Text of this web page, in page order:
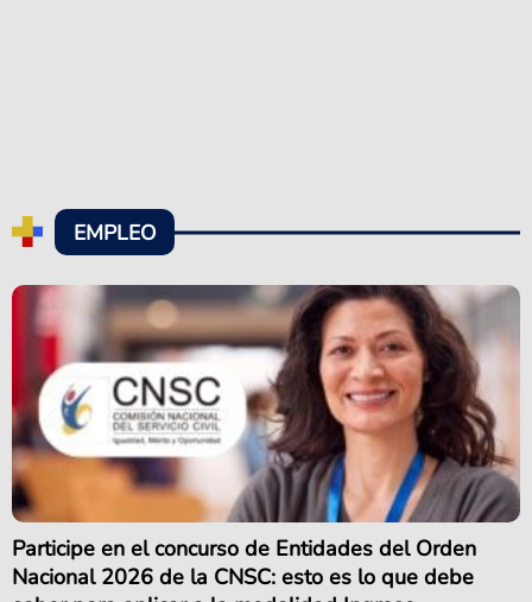
EMPLEO
Participe en el concurso de Entidades del Orden
Nacional 2026 de la CNSC: esto es lo que debe